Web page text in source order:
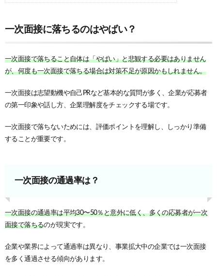
一次面接に落ちるのはやばい？
一次面接で落ちること自体は「やばい」と悲観する必要はありません
が、何度も一次面接で落ちる場合は対策不足が原因かもしれません。
一次面接は志望動機や自己PRなど基本的な質問が多く、企業が応募者
の第一印象や話し方、企業理解度をチェックする場です。
一次面接で落ちないためには、評価ポイントを理解し、しっかり準備
することが重要です。
一次面接の通過率は？
一次面接の通過率は平均30〜50％と意外に低く、多くの応募者が一次
面接で落ちるのが現実です。
企業や業界によって通過率は異なり、事業拡大中の企業では一次面接
を多く通過させる傾向があります。